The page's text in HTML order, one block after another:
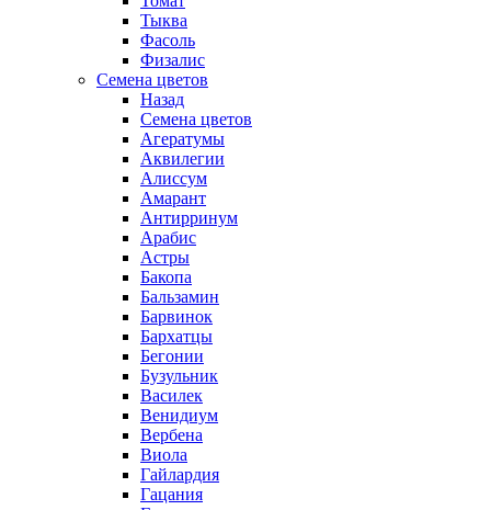
Тыква
Фасоль
Физалис
Семена цветов
Назад
Семена цветов
Агератумы
Аквилегии
Алиссум
Амарант
Антирринум
Арабис
Астры
Бакопа
Бальзамин
Барвинок
Бархатцы
Бегонии
Бузульник
Василек
Венидиум
Вербена
Виола
Гайлардия
Гацания